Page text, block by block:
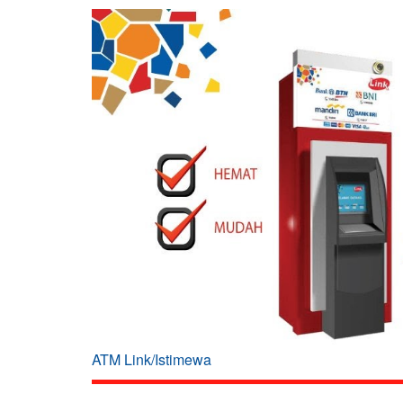
ATM Link/Istimewa